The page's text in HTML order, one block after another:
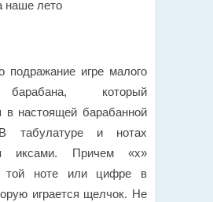
подражание игре малого
барабана, который
в настоящей барабанной
В табулатуре и нотах
иксами. Причем «x»
той ноте или цифре в
играется щелчок. Не